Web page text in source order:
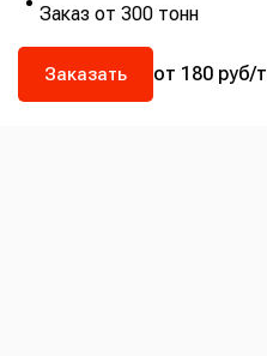
Заказ от 300 тонн
Заказать от 180 руб/т